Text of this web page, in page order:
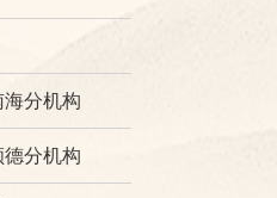
分机构
分机构